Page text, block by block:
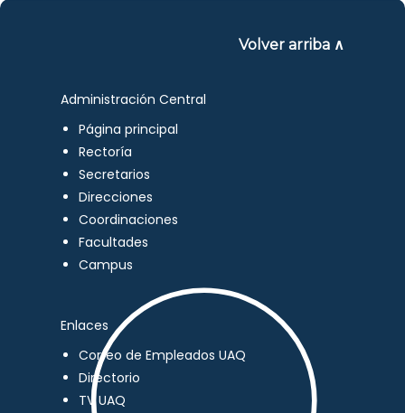
Volver arriba ∧
Administración Central
Página principal
Rectoría
Secretarios
Direcciones
Coordinaciones
Facultades
Campus
Enlaces
Correo de Empleados UAQ
Directorio
TV UAQ